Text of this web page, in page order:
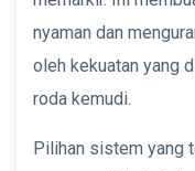
nyaman dan
oleh kekuatan yang
roda kemudi.
Pilihan sistem yang